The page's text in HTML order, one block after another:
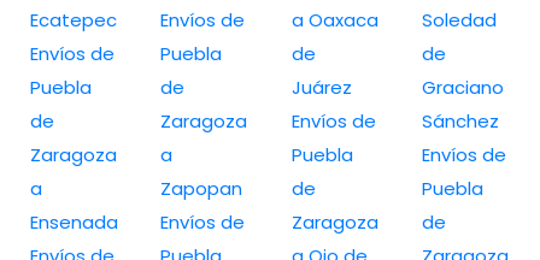
Ecatepec
Envíos de
Puebla
de
Zaragoza
a
Ensenada
Envíos de
Puebla
de
Zaragoza
a
Zapopan
Envíos de
a Oaxaca
de
Juárez
Envíos de
Puebla
de
Zaragoza
Soledad
de
Graciano
Sánchez
Envíos de
Puebla
de